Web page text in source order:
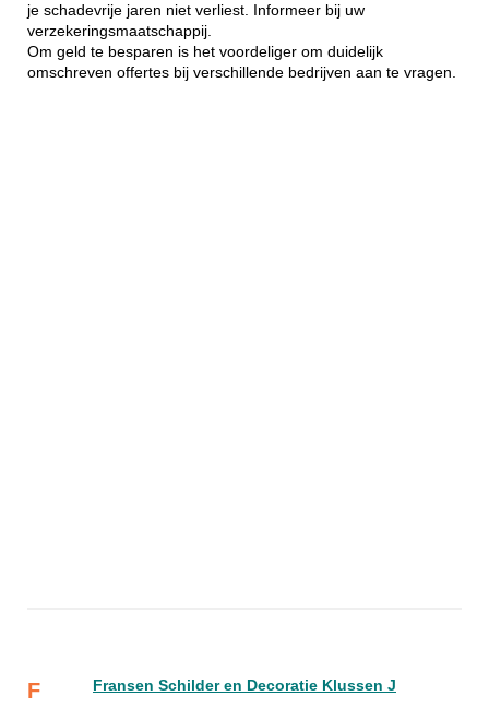
je schadevrije jaren niet verliest. Informeer bij uw
verzekeringsmaatschappij.
Om geld te besparen is het voordeliger om duidelijk
omschreven offertes bij verschillende bedrijven aan te vragen.
F Fransen Schilder en Decoratie Klussen J